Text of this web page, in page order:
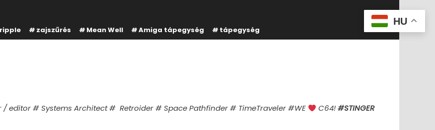
ripple zajszűrés Mean Well Amiga tápegység tápegység
editor # Systems Architect # Retroider # Space Pathfinder # TimeTraveler #WE C64!#STINGER
HU